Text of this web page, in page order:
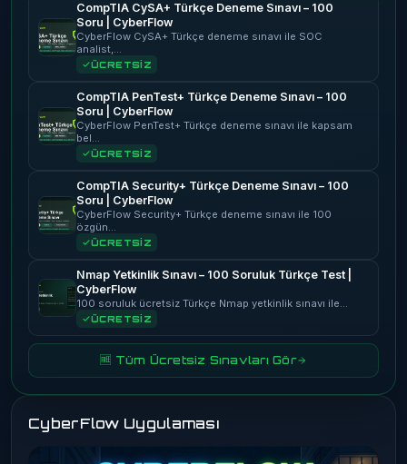
CompTIA CySA+ Türkçe Deneme Sınavı – 100
Soru | CyberFlow
CyberFlow CySA+ Türkçe deneme sınavı ile SOC
analist,…
ÜCRETSİZ
CompTIA PenTest+ Türkçe Deneme Sınavı – 100
Soru | CyberFlow
CyberFlow PenTest+ Türkçe deneme sınavı ile kapsam
bel…
ÜCRETSİZ
CompTIA Security+ Türkçe Deneme Sınavı – 100
Soru | CyberFlow
CyberFlow Security+ Türkçe deneme sınavı ile 100
özgün…
ÜCRETSİZ
Nmap Yetkinlik Sınavı – 100 Soruluk Türkçe Test |
CyberFlow
100 soruluk ücretsiz Türkçe Nmap yetkinlik sınavı ile…
ÜCRETSİZ
🆓 Tüm Ücretsiz Sınavları Gör
CyberFlow Uygulaması